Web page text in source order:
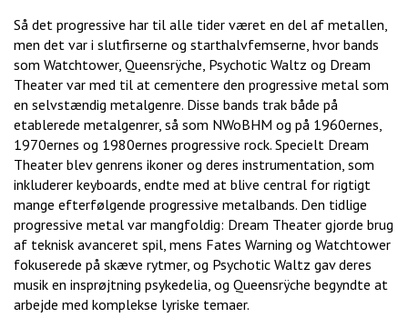
Så det progressive har til alle tider været en del af metallen,
men det var i slutfirserne og starthalvfemserne, hvor bands
som Watchtower, Queensrÿche, Psychotic Waltz og Dream
Theater var med til at cementere den progressive metal som
en selvstændig metalgenre. Disse bands trak både på
etablerede metalgenrer, så som NWoBHM og på 1960ernes,
1970ernes og 1980ernes progressive rock. Specielt Dream
Theater blev genrens ikoner og deres instrumentation, som
inkluderer keyboards, endte med at blive central for rigtigt
mange efterfølgende progressive metalbands. Den tidlige
progressive metal var mangfoldig: Dream Theater gjorde brug
af teknisk avanceret spil, mens Fates Warning og Watchtower
fokuserede på skæve rytmer, og Psychotic Waltz gav deres
musik en insprøjtning psykedelia, og Queensrÿche begyndte at
arbejde med komplekse lyriske temaer.